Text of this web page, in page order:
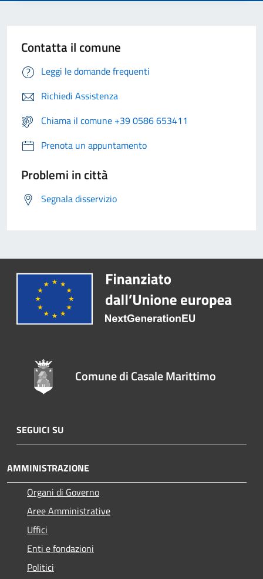
Contatta il comune
Leggi le domande frequenti
Richiedi Assistenza
Chiama il comune +39 0586 653411
Prenota un appuntamento
Problemi in città
Segnala disservizio
Comune di Casale Marittimo
SEGUICI SU
AMMINISTRAZIONE
Organi di Governo
Aree Amministrative
Uffici
Enti e fondazioni
Politici